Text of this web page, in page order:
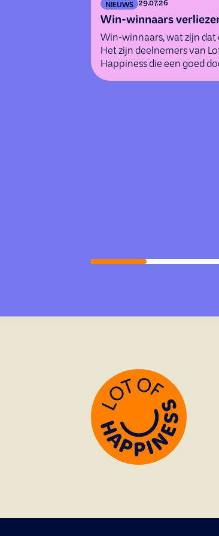
NIEUWS 29.07.26
Win-winnaars
Win-winnaars, wat zijn dat
Het zijn deelnemers van
Happiness die een goed
tegelijk kans maken op